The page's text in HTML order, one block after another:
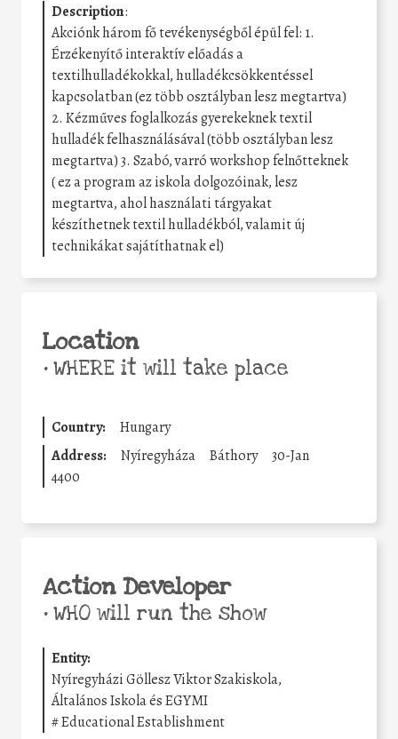
Description:
Akciónk három fő tevékenységből épül fel: 1.
Érzékenyítő interaktív előadás a
textilhulladékokkal, hulladékcsökkentéssel
kapcsolatban (ez több osztályban lesz megtartva)
2. Kézműves foglalkozás gyerekeknek textil
hulladék felhasználásával (több osztályban lesz
megtartva) 3. Szabó, varró workshop felnőtteknek
( ez a program az iskola dolgozóinak, lesz
megtartva, ahol használati tárgyakat
készíthetnek textil hulladékból, valamit új
technikákat sajátíthatnak el)
Location
•WHERE it will take place
Country:
Hungary
Address:
Nyíregyháza Báthory
30-Jan
4400
Action Developer
•WHO will run the show
Entity:
Nyíregyházi Göllesz Viktor Szakiskola,
Általános Iskola és EGYMI
#Educational Establishment